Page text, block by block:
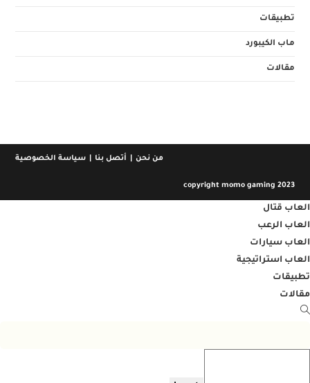
تطبيقات
ماب الكيبورد
مقالات
من نحن أتصل بنا سياسة الخصوصية
copyright momo gaming 2023
العاب قتال
العاب الرعب
العاب سيارات
العاب استراتيجية
تطبيقات
مقالات
Toggle